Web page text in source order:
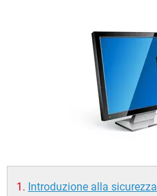
Introduzione alla sicurezza